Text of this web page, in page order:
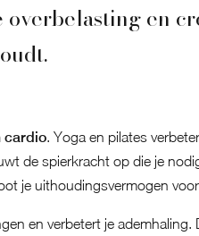
en
cardio. Yoga en pilates
de spierkracht op die je
je uithoudingsvermogen
en verbetert je ademhaling.